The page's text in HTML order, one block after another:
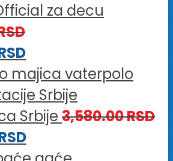
za decu
Srbije 3,580.00RSD